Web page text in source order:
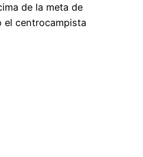
de la meta de
el centrocampista